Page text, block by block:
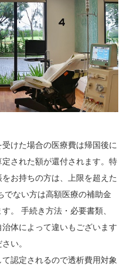
けた場合の医療費は帰国後に
された額が還付されます。特
お持ちの方は、上限を超えた
でない方は高額医療の補助金
。 手続き方法・必要書類、
体によって違いもございます
い。
認定されるので透析費用対象